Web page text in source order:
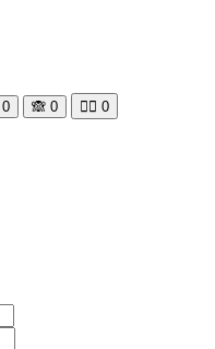
0 🙈 0 🧘‍♀️ 0